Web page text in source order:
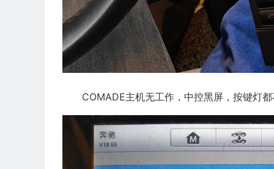
COMADE主机无工作，中控黑屏，按键灯